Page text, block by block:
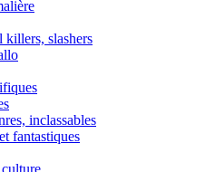
slashers
inclassables
fantastiques